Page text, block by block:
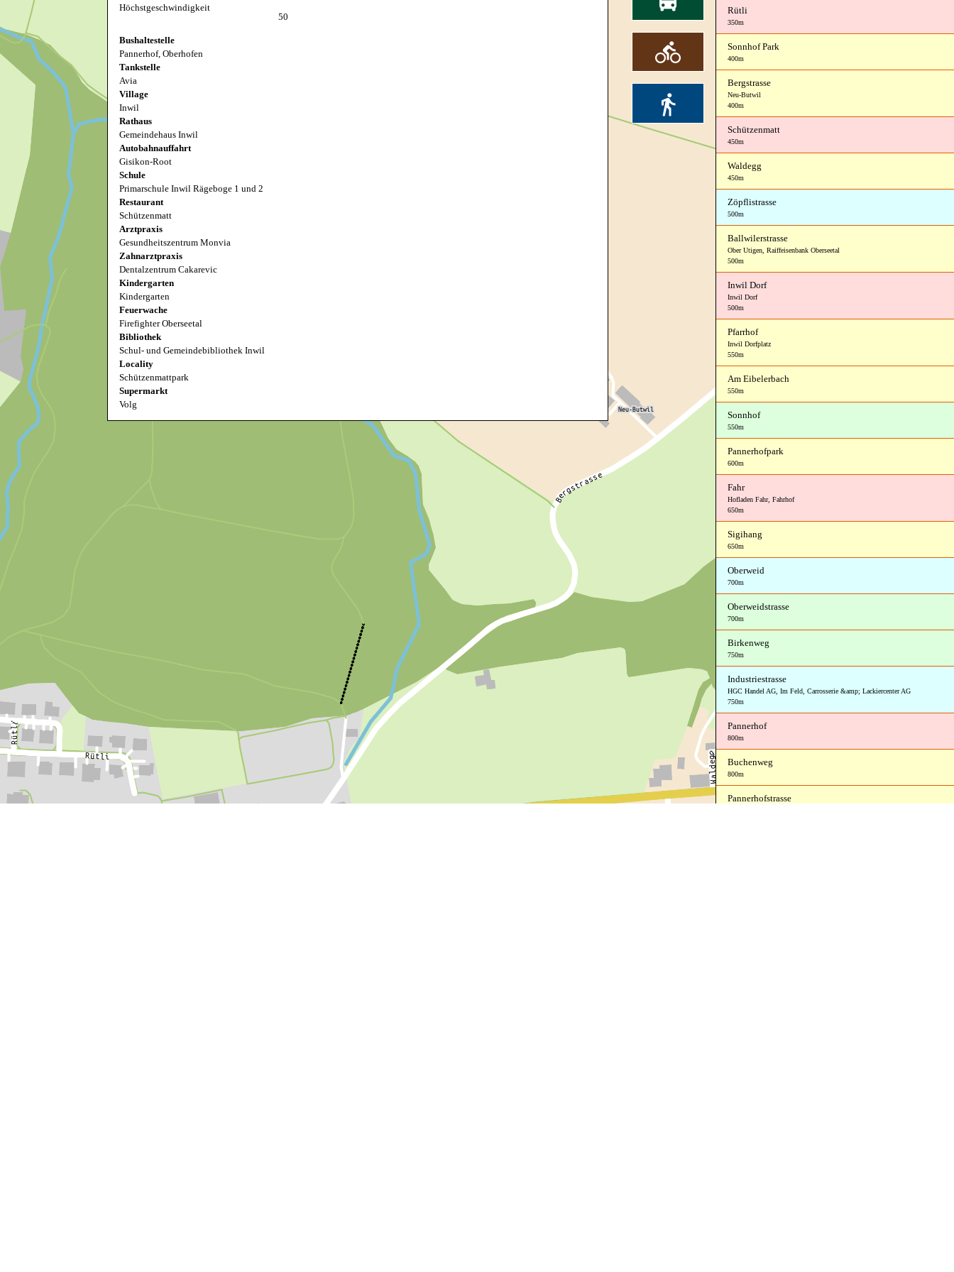
Höchstgeschwindigkeit
50
Bushaltestelle
Pannerhof, Oberhofen
Tankstelle
Avia
Village
Inwil
Rathaus
Gemeindehaus Inwil
Autobahnauffahrt
Gisikon-Root
Schule
Primarschule Inwil Rägeboge 1 und 2
Restaurant
Schützenmatt
Arztpraxis
Gesundheitszentrum Monvia
Zahnarztpraxis
Dentalzentrum Cakarevic
Kindergarten
Kindergarten
Feuerwache
Firefighter Oberseetal
Bibliothek
Schul- und Gemeindebibliothek Inwil
Locality
Schützenmattpark
Supermarkt
Volg
Rütli
350m
Sonnhof Park
400m
Bergstrasse
Neu-Butwil
400m
Schützenmatt
450m
Waldegg
450m
Zöpflistrasse
500m
Ballwilerstrasse
Ober Utigen, Raiffeisenbank Oberseetal
500m
Inwil Dorf
Inwil Dorf
500m
Pfarrhof
Inwil Dorfplatz
550m
Am Eibelerbach
550m
Sonnhof
550m
Pannerhofpark
600m
Fahr
Hofladen Fahr, Fahrhof
650m
Sigihang
650m
Oberweid
700m
Oberweidstrasse
700m
Birkenweg
750m
Industriestrasse
HGC Handel AG, Im Feld, Carrosserie &amp; Lackiercenter AG
750m
Pannerhof
800m
Buchenweg
800m
Pannerhofstrasse